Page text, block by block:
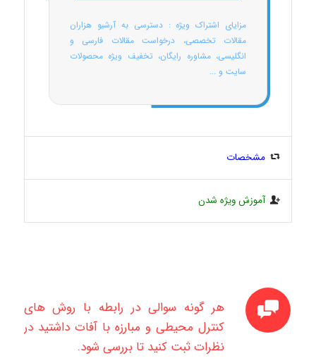
مزایای اشتراک ویژه : دسترسی به آرشیو هزاران
مقالات تخصصی، درخواست مقالات فارسی و
انگلیسی، مشاوره رایگان، تخفیف ویژه محصولات
سایت و ...
مشخصات
آموزش ویژه شدن
هر گونه سوالی در رابطه با روش های
کنترل محیطی و مبارزه با آفات داشتید در
نظرات ثبت کنید تا بررسی شود.